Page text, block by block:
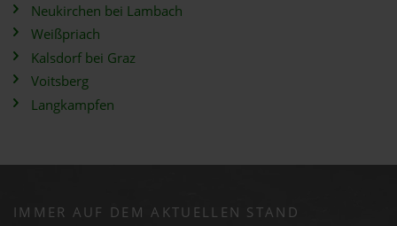
Neukirchen bei Lambach
Weißpriach
Kalsdorf bei Graz
Voitsberg
Langkampfen
IMMER AUF DEM AKTUELLEN STAND